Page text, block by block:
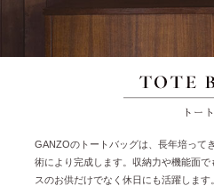
GANZOのトートバッグは、長年培って
術により完成します。収納力や機能面
スのお供だけでなく休日にも活躍します。